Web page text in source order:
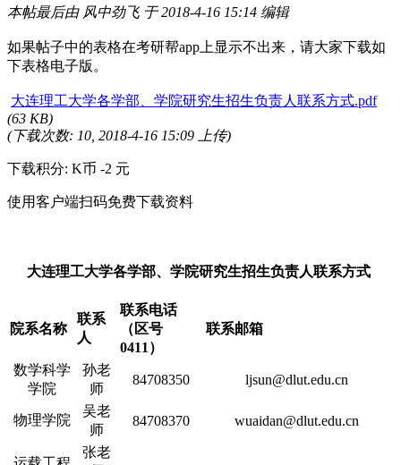
本帖最后由 风中劲飞 于 2018-4-16 15:14 编辑
如果帖子中的表格在考研帮app上显示不出来，请大家下载如
下表格电子版。
大连理工大学各学部、学院研究生招生负责人联系方式.pdf
(63 KB)
(下载次数: 10, 2018-4-16 15:09 上传)
下载积分: K币 -2 元
使用客户端扫码免费下载资料
大连理工大学各学部、学院研究生招生负责人联系方式
院系名称
联系
人
联系电话
（区号
0411）
联系邮箱
数学科学
学院
孙老
师
84708350 ljsun@dlut.edu.cn
物理学院
吴老
师
84708370 wuaidan@dlut.edu.cn
张老